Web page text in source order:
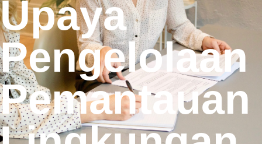
Upaya
Pengelolaan
Pemantauan